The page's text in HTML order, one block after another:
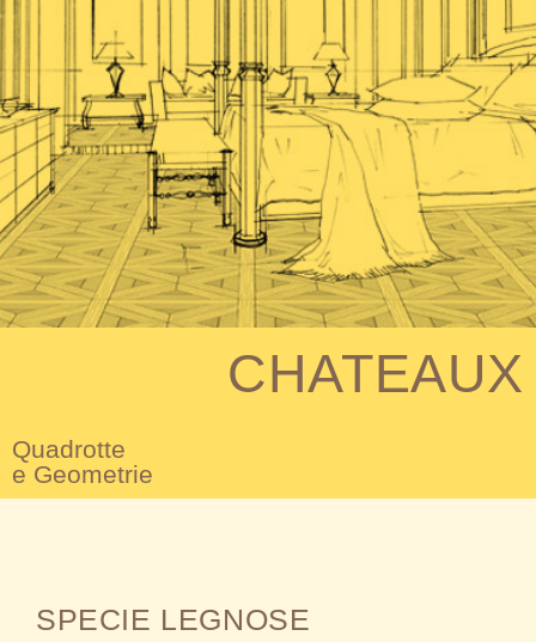
CHATEAUX
Quadrotte
e Geometrie
SPECIE LEGNOSE